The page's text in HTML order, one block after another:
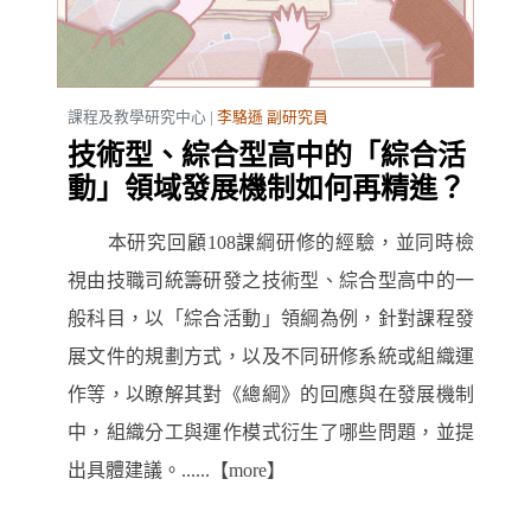
課程及教學研究中心 | 李駱遜 副研究員
技術型、綜合型高中的「綜合活
動」領域發展機制如何再精進？
本研究回顧108課綱研修的經驗，並同時檢
視由技職司統籌研發之技術型、綜合型高中的一
般科目，以「綜合活動」領綱為例，針對課程發
展文件的規劃方式，以及不同研修系統或組織運
作等，以瞭解其對《總綱》的回應與在發展機制
中，組織分工與運作模式衍生了哪些問題，並提
出具體建議。......【more】